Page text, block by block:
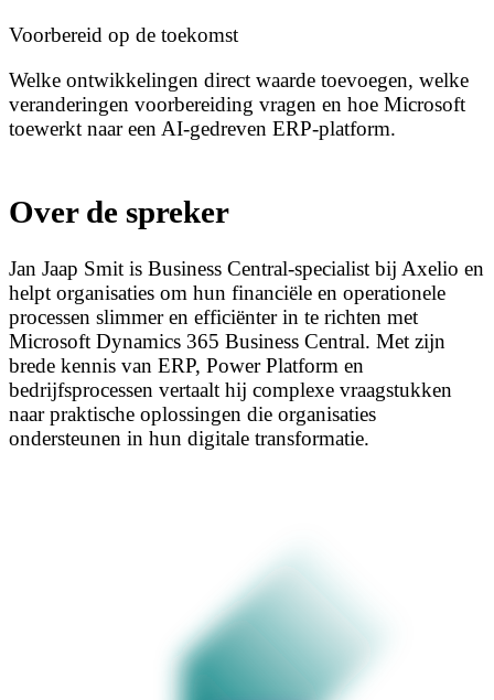
Voorbereid op de toekomst
Welke ontwikkelingen direct waarde toevoegen, welke
veranderingen voorbereiding vragen en hoe Microsoft
toewerkt naar een AI-gedreven ERP-platform.
Over de spreker
Jan Jaap Smit is Business Central-specialist bij Axelio en
helpt organisaties om hun financiële en operationele
processen slimmer en efficiënter in te richten met
Microsoft Dynamics 365 Business Central. Met zijn
brede kennis van ERP, Power Platform en
bedrijfsprocessen vertaalt hij complexe vraagstukken
naar praktische oplossingen die organisaties
ondersteunen in hun digitale transformatie.